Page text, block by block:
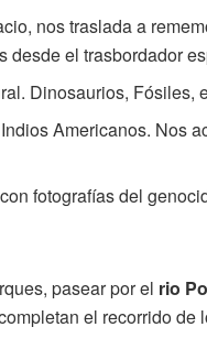
nos traslada a
desde el trasbordador
Dinosaurios, Fósiles,
Americanos. Nos
fotografías del
pasear por el rio
el recorrido